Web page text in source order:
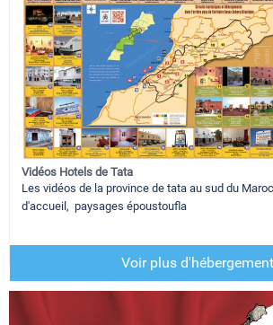
Vidéos Hotels de Tata
Les vidéos de la province de tata au sud du
d'accueil, paysages époustoufla
Voir plus